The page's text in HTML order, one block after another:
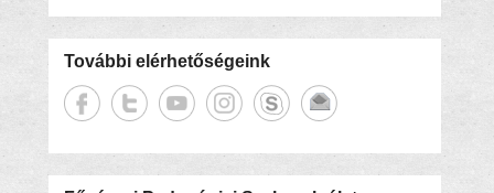
További elérhetőségeink